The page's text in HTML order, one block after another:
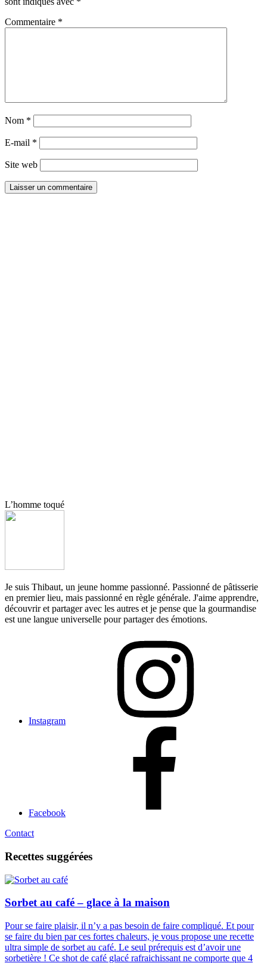
Commentaire *
Nom *
E-mail *
Site web
L’homme toqué
Je suis Thibaut, un jeune homme passionné. Passionné de pâtisserie
en premier lieu, mais passionné en règle générale. J'aime apprendre,
découvrir et partager avec les autres et je pense que la gourmandise
est une langue universelle pour partager des émotions.
Instagram
Facebook
Contact
Recettes suggérées
Sorbet au café – glace à la maison
Pour se faire plaisir, il n’y a pas besoin de faire compliqué. Et pour
se faire du bien par ces fortes chaleurs, je vous propose une recette
ultra simple de sorbet au café. Le seul prérequis est d’avoir une
sorbetière ! Ce shot de café glacé rafraichissant ne comporte que 4